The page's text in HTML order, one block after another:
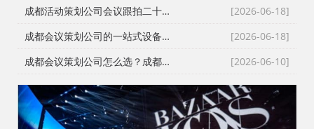
[2026-06-18]
成都活动策划公司会议跟拍二十七年的镜头逻辑：从医学会议到年会直播的现场记录
[2026-06-18]
成都会议策划公司的一站式设备配套：从舞台搭建到LED屏的现场逻辑
[2026-06-10]
成都会议策划公司怎么选？成都会务公司与成都活动执行公司全流程服务拆解